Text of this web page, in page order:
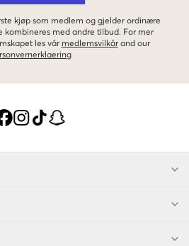
kjøp som medlem og gjelder ordinære
kombineres med andre tilbud. For mer
les vår medlemsvilkår and our